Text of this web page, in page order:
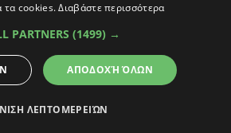
τα cookies.Διαβάστε περισσότερα
PARTNERS (1499) →
ΑΠΟΔΟΧΉ ΌΛΩΝ
ΛΕΠΤΟΜΕΡΕΙΏΝ